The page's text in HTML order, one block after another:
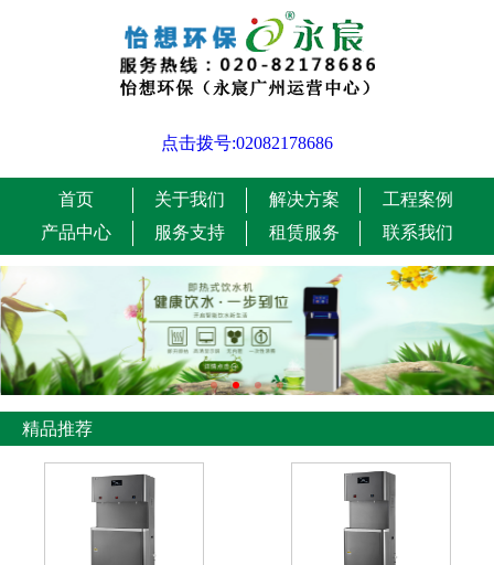
点击拨号:02082178686
首页 关于我们 解决方案
工程案例
产品中心
服务支持 租赁服务 联系我们
精品推荐